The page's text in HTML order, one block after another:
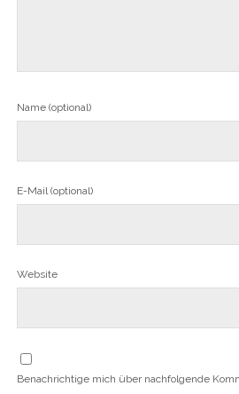
Name (optional)
E-Mail (optional)
Website
Benachrichtige mich über nachfolgende